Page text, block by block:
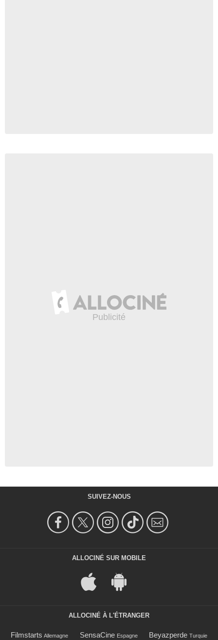
SUIVEZ-NOUS
ALLOCINÉ SUR MOBILE
ALLOCINÉ À L'ÉTRANGER
Filmstarts Allemagne SensaCine Espagne Beyazperde Turquie